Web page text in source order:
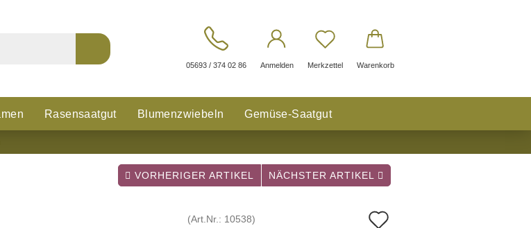
05693 / 374 02 86 Anmelden Merkzettel Warenkorb
Rasensaatgut Blumenzwiebeln Gemüse-Saatgut
VORHERIGER ARTIKEL NÄCHSTER ARTIKEL
(Art.Nr.: 10538)